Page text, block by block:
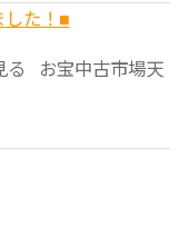
した！■
る お宝中古市場天